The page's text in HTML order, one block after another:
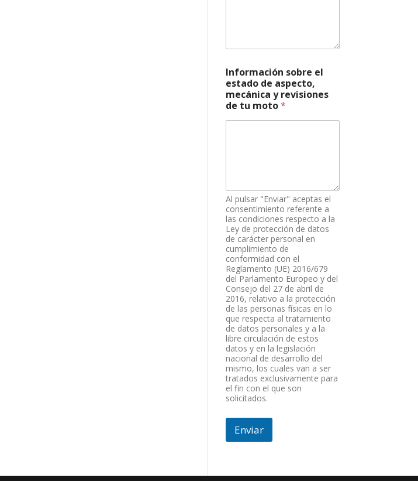
e
e
s
t
a
c
t
o
,
Información sobre el
estado de aspecto,
mecánica y revisiones
de tu moto*
Al pulsar "Enviar" aceptas el
consentimiento referente a
las condiciones respecto a la
Ley de protección de datos
de carácter personal en
cumplimiento de
conformidad con el
Reglamento (UE) 2016/679
del Parlamento Europeo y del
Consejo del 27 de abril de
2016, relativo a la protección
de las personas físicas en lo
que respecta al tratamiento
de datos personales y a la
libre circulación de estos
datos y en la legislación
nacional de desarrollo del
mismo, los cuales van a ser
tratados exclusivamente para
el fin con el que son
solicitados.
Enviar